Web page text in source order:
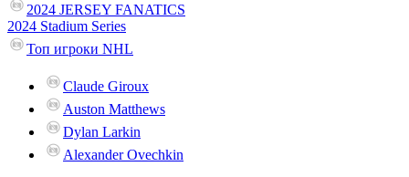
2024 JERSEY FANATICS
2024 Stadium Series
Топ игроки NHL
Claude Giroux
Auston Matthews
Dylan Larkin
Alexander Ovechkin